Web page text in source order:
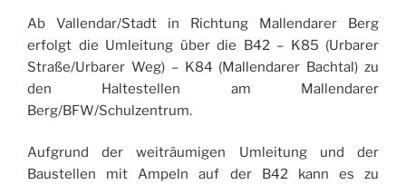
Ab Vallendar/Stadt in Richtung Mallendarer Berg
erfolgt die Umleitung über die B42 – K85 (Urbarer
Straße/Urbarer Weg) – K84 (Mallendarer Bachtal) zu
den Haltestellen am Mallendarer
Berg/BFW/Schulzentrum.
Aufgrund der weiträumigen Umleitung und der
Baustellen mit Ampeln auf der B42 kann es zu